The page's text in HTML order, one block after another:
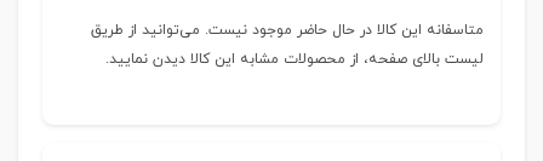
متاسفانه این کالا در حال حاضر موجود نیست. می‌توانید از طریق
لیست بالای صفحه، از محصولات مشابه این کالا دیدن نمایید.